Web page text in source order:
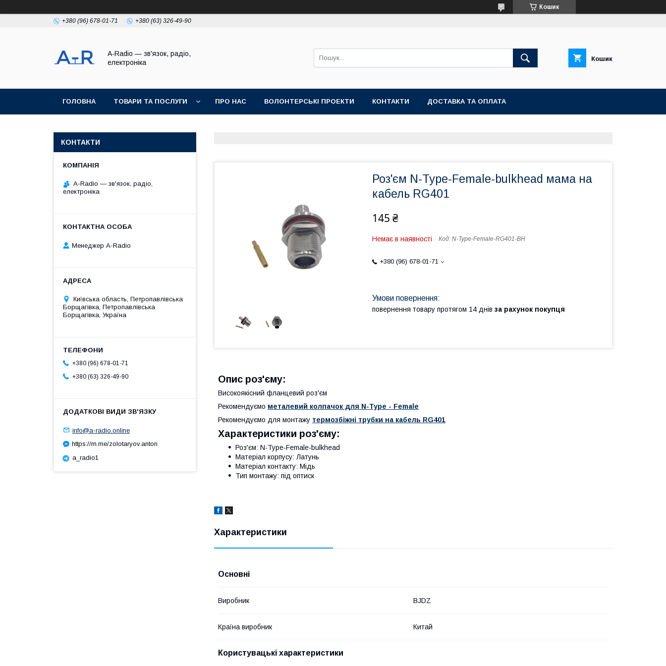
Кошик
+380 (96) 678-01-71 +380 (63) 326-49-90
A-Radio — зв'язок, радіо,
електроніка
Кошик
ГОЛОВНА ТОВАРИ ТА ПОСЛУГИ ПРО НАС ВОЛОНТЕРСЬКІ ПРОЕКТИ КОНТАКТИ ДОСТАВКА ТА ОПЛАТА
Роз'єм N-Type-Female-bulkhead мама на
кабель RG401
145 ₴
Немає в наявності Код: N-Type-Female-RG401-BH
+380 (96) 678-01-71
повернення товару протягом 14 днів за рахунок покупця
Опис роз'єму:
Високоякісний фланцевий роз'єм
Рекомендуємо металевий колпачок для N-Type - Female
Рекомендуємо для монтажу термозбіжні трубки на кабель RG401
Характеристики роз'єму:
Роз'єм: N-Type-Female-bulkhead
Матеріал корпусу: Латунь
Матеріал контакту: Мідь
Тип монтажу: під оптиск
Характеристики
Основні
Виробник BJDZ
Країна виробник Китай
Користувацькi характеристики
КОНТАКТИ
A-Radio — зв'язок, радіо,
електроніка
Менеджер A-Radio
Київська область, Петропавлівська
Борщагівка, Петропавлівська
Борщагівка, Україна
+380 (96) 678-01-71
+380 (63) 326-49-90
info@a-radio.online
https://m.me/zolotaryov.anton
a_radio1